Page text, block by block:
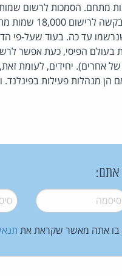
מתחם. הסמכות לרשום
הבקשות ל- 26,000 לעומת 42,000 שמות שנרשמו עד
בעולם הפיסי, כעת אפשר
אחרים). יחידים, לעומת
הן מנהלות פעילות בפינלנד.
אתם:
*
בו אתה מאשר שקראת את